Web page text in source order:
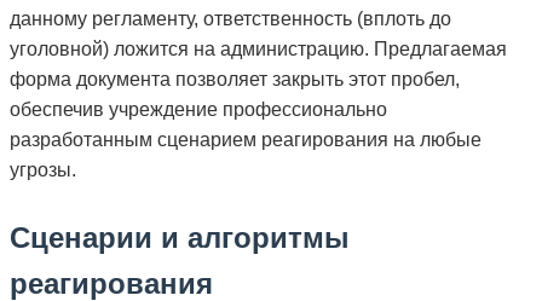
данному регламенту, ответственность (вплоть до
уголовной) ложится на администрацию. Предлагаемая
форма документа позволяет закрыть этот пробел,
обеспечив учреждение профессионально
разработанным сценарием реагирования на любые
угрозы.
Сценарии и алгоритмы
реагирования